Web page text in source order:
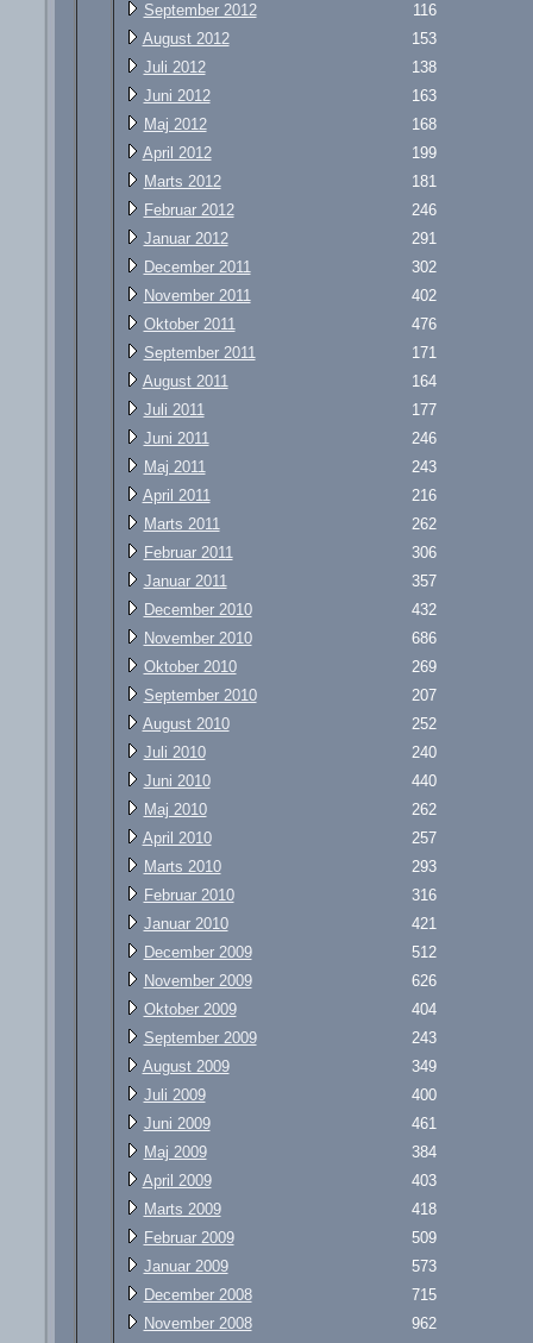
September 2012
116
August 2012
153
Juli 2012
138
Juni 2012
163
Maj 2012
168
April 2012
199
Marts 2012
181
Februar 2012
246
Januar 2012
291
December 2011
302
November 2011
402
Oktober 2011
476
September 2011
171
August 2011
164
Juli 2011
177
Juni 2011
246
Maj 2011
243
April 2011
216
Marts 2011
262
Februar 2011
306
Januar 2011
357
December 2010
432
November 2010
686
Oktober 2010
269
September 2010
207
August 2010
252
Juli 2010
240
Juni 2010
440
Maj 2010
262
April 2010
257
Marts 2010
293
Februar 2010
316
Januar 2010
421
December 2009
512
November 2009
626
Oktober 2009
404
September 2009
243
August 2009
349
Juli 2009
400
Juni 2009
461
Maj 2009
384
April 2009
403
Marts 2009
418
Februar 2009
509
Januar 2009
573
December 2008
715
November 2008
962